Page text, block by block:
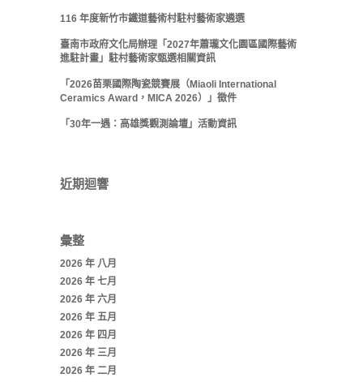
116 年度新竹市鐵道藝術村駐村藝術家遴選
臺南市政府文化局辦理「2027年蕭瓏文化園區國際藝術
進駐計畫」駐村藝術家甄選相關資訊
「2026苗栗國際陶瓷競賽展（Miaoli International
Ceramics Award，MICA 2026）」徵件
「30年一遇：高雄獎觀測論壇」活動資訊
近期迴響
彙整
2026 年 八月
2026 年 七月
2026 年 六月
2026 年 五月
2026 年 四月
2026 年 三月
2026 年 二月